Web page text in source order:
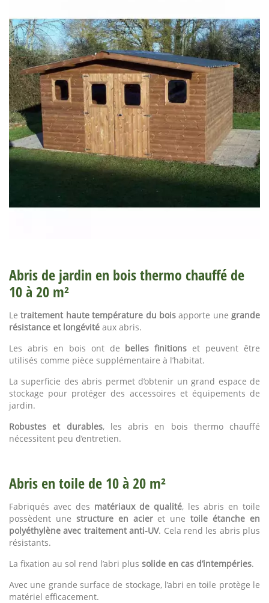
Abris de jardin en bois thermo chauffé de
10 à 20 m²
Letraitement haute température du boisapporte une grande
résistance et longévité aux abris.
Les abris en bois ont de belles finitions et peuvent être
utilisés comme pièce supplémentaire à l’habitat.
La superficie des abris permet d’obtenir un grand espace de
stockage pour protéger des accessoires et équipements de
jardin.
Robustes et durables, les abris en bois thermo chauffé
nécessitent peu d’entretien.
Abris en toile de 10 à 20 m²
Fabriqués avec des matériaux de qualité, les abris en toile
possèdent une structure en acieret unetoile étanche en
polyéthylène avec traitement anti-UV. Cela rend les abris plus
résistants.
La fixation au sol rend l’abri plus solide en cas d’intempéries.
Avec une grande surface de stockage, l’abri en toile protège le
matériel efficacement.